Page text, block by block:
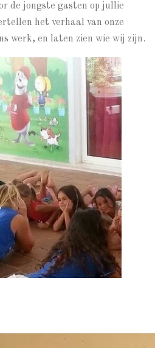
de jongste gasten op jullie
het verhaal van onze
werk, en laten zien wie wij zijn.